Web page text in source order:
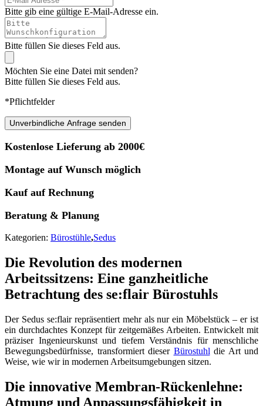
Bitte gib eine gültige E-Mail-Adresse ein.
Bitte füllen Sie dieses Feld aus.
Möchten Sie eine Datei mit senden?
Bitte füllen Sie dieses Feld aus.
*Pflichtfelder
Unverbindliche Anfrage senden
Kostenlose Lieferung ab 2000€
Montage auf Wunsch möglich
Kauf auf Rechnung
Beratung & Planung
Kategorien: Bürostühle,Sedus
Die Revolution des modernen
Arbeitssitzens: Eine ganzheitliche
Betrachtung des se:flair Bürostuhls
Der Sedus se:flair repräsentiert mehr als nur ein Möbelstück – er ist
ein durchdachtes Konzept für zeitgemäßes Arbeiten. Entwickelt mit
präziser Ingenieurskunst und tiefem Verständnis für menschliche
Bewegungsbedürfnisse, transformiert dieser Bürostuhl die Art und
Weise, wie wir in modernen Arbeitsumgebungen sitzen.
Die innovative Membran-Rückenlehne:
Atmung und Anpassungsfähigkeit in